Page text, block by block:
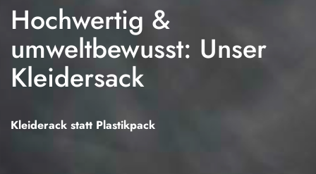
Hochwertig &
umweltbewusst: Unser
Kleidersack
Kleiderack statt Plastikpack